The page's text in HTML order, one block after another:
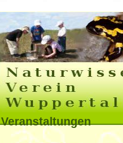
Veranstaltungen